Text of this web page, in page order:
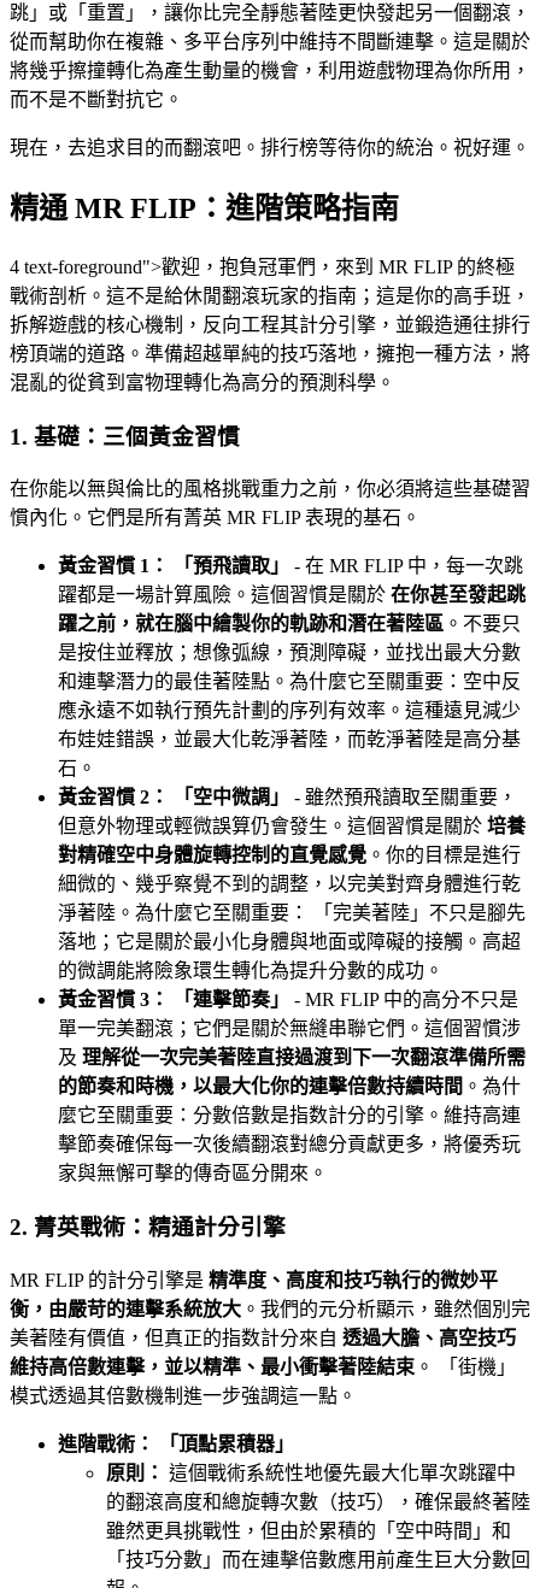
跳」或「重置」，讓你比完全靜態著陸更快發起另一個翻滾，
從而幫助你在複雜、多平台序列中維持不間斷連擊。這是關於
將幾乎擦撞轉化為產生動量的機會，利用遊戲物理為你所用，
而不是不斷對抗它。
現在，去追求目的而翻滾吧。排行榜等待你的統治。祝好運。
精通 MR FLIP：進階策略指南
4 text-foreground">歡迎，抱負冠軍們，來到 MR FLIP 的終極
戰術剖析。這不是給休閒翻滾玩家的指南；這是你的高手班，
拆解遊戲的核心機制，反向工程其計分引擎，並鍛造通往排行
榜頂端的道路。準備超越單純的技巧落地，擁抱一種方法，將
混亂的從貧到富物理轉化為高分的預測科學。
1. 基礎：三個黃金習慣
在你能以無與倫比的風格挑戰重力之前，你必須將這些基礎習
慣內化。它們是所有菁英 MR FLIP 表現的基石。
黃金習慣 1： 「預飛讀取」
- 在 MR FLIP 中，每一次跳
躍都是一場計算風險。這個習慣是關於 在你甚至發起跳
躍之前，就在腦中繪製你的軌跡和潛在著陸區 。不要只
是按住並釋放；想像弧線，預測障礙，並找出最大分數
和連擊潛力的最佳著陸點。為什麼它至關重要：空中反
應永遠不如執行預先計劃的序列有效率。這種遠見減少
布娃娃錯誤，並最大化乾淨著陸，而乾淨著陸是高分基
石。
黃金習慣 2： 「空中微調」
- 雖然預飛讀取至關重要，
但意外物理或輕微誤算仍會發生。這個習慣是關於 培養
對精確空中身體旋轉控制的直覺感覺 。你的目標是進行
細微的、幾乎察覺不到的調整，以完美對齊身體進行乾
淨著陸。為什麼它至關重要： 「完美著陸」不只是腳先
落地；它是關於最小化身體與地面或障礙的接觸。高超
的微調能將險象環生轉化為提升分數的成功。
黃金習慣 3： 「連擊節奏」
- MR FLIP 中的高分不只是
單一完美翻滾；它們是關於無縫串聯它們。這個習慣涉
及 理解從一次完美著陸直接過渡到下一次翻滾準備所需
的節奏和時機，以最大化你的連擊倍數持續時間 。為什
麼它至關重要：分數倍數是指数計分的引擎。維持高連
擊節奏確保每一次後續翻滾對總分貢獻更多，將優秀玩
家與無懈可擊的傳奇區分開來。
2. 菁英戰術：精通計分引擎
MR FLIP 的計分引擎是 精準度、高度和技巧執行的微妙平
衡，由嚴苛的連擊系統放大 。我們的元分析顯示，雖然個別完
美著陸有價值，但真正的指数計分來自 透過大膽、高空技巧
維持高倍數連擊，並以精準、最小衝擊著陸結束 。 「街機」
模式透過其倍數機制進一步強調這一點。
進階戰術： 「頂點累積器」
原則： 這個戰術系統性地優先最大化單次跳躍中
的翻滾高度和總旋轉次數（技巧），確保最終著陸
雖然更具挑戰性，但由於累積的「空中時間」和
「技巧分數」而在連擊倍數應用前產生巨大分數回